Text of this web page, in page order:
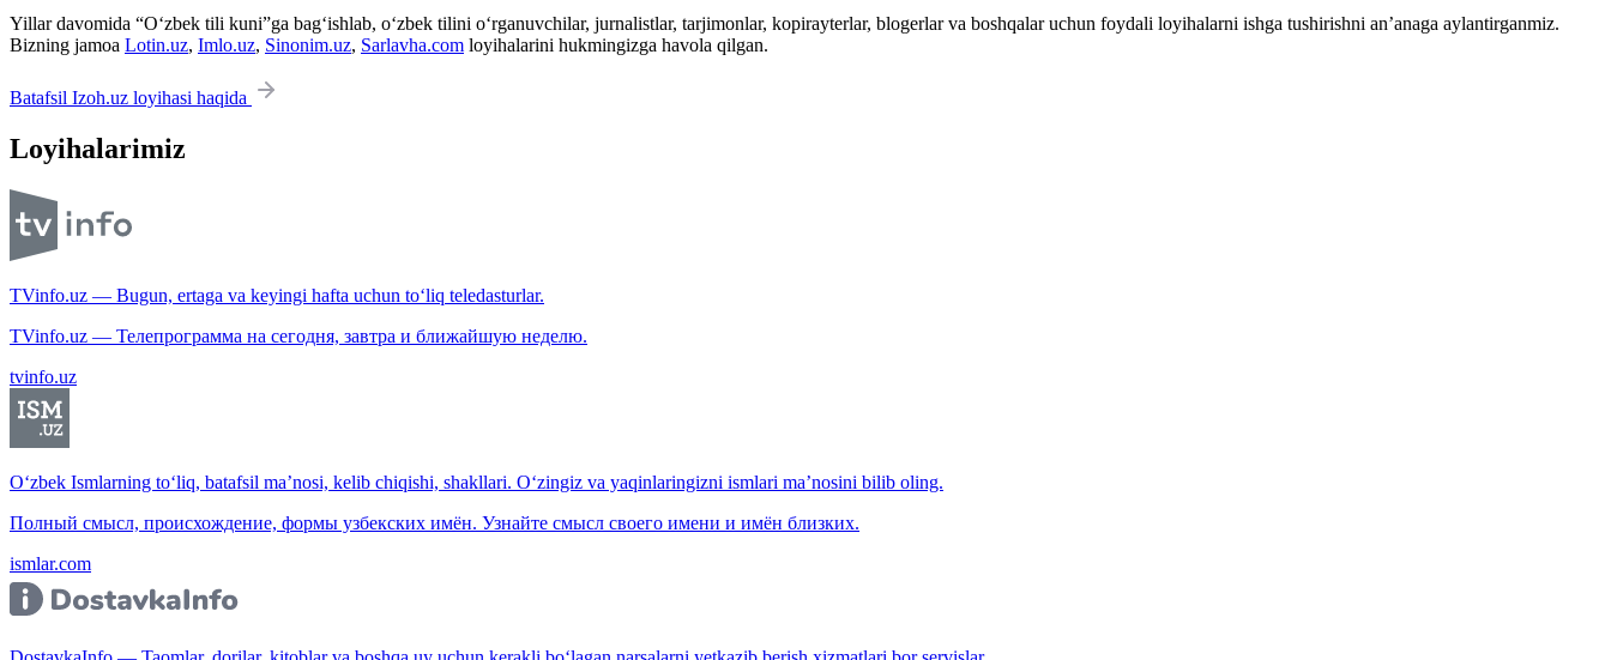
Yillar davomida “O‘zbek tili kuni”ga bag‘ishlab, o‘zbek tilini o‘rganuvchilar, jurnalistlar, tarjimonlar, kopirayterlar, blogerlar va boshqalar uchun foydali loyihalarni ishga tushirishni an’anaga aylantirganmiz.
Bizning jamoa Lotin.uz, Imlo.uz, Sinonim.uz, Sarlavha.com loyihalarini hukmingizga havola qilgan.
Batafsil Izoh.uz loyihasi haqida
Loyihalarimiz
TVinfo.uz — Bugun, ertaga va keyingi hafta uchun to‘liq teledasturlar.
TVinfo.uz — Телепрограмма на сегодня, завтра и ближайшую неделю.
tvinfo.uz
O‘zbek Ismlarning to‘liq, batafsil ma’nosi, kelib chiqishi, shakllari. O‘zingiz va yaqinlaringizni ismlari ma’nosini bilib oling.
Полный смысл, происхождение, формы узбекских имён. Узнайте смысл своего имени и имён близких.
ismlar.com